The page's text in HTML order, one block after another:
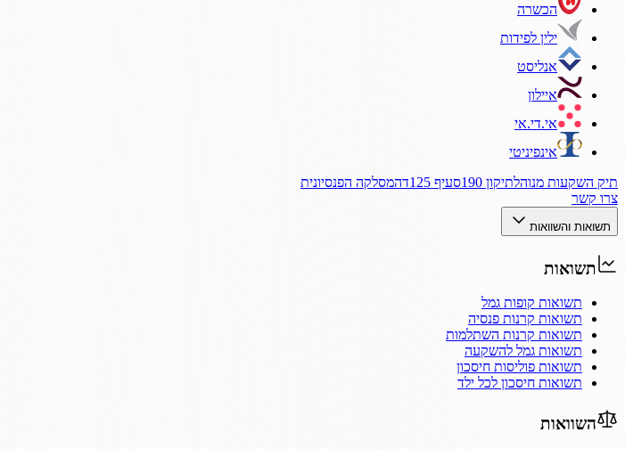
הכשרה
ילין לפידות
אנליסט
איילון
אי.די.אי
אינפיניטי
תיק השקעות מנוהלתיקון 190 סעיף 125ד
המסלקה הפנסיונית
צרו קשר
תשואות והשוואות
תשואות
תשואות קופות גמל
תשואות קרנות פנסיה
תשואות קרנות השתלמות
תשואות גמל להשקעה
תשואות פוליסות חיסכון
תשואות חיסכון לכל ילד
השוואות